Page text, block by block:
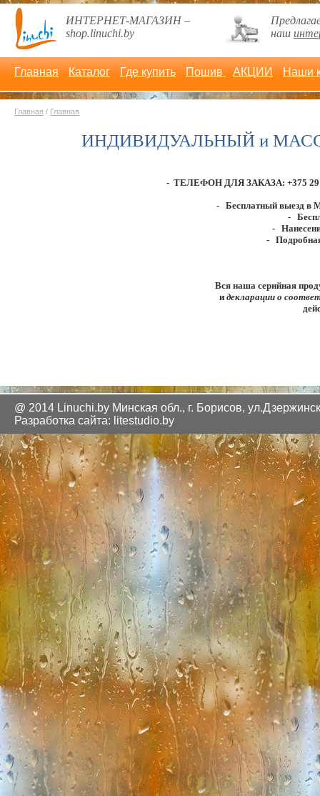
ИНТЕРНЕТ-МАГАЗИН –
shop.linuchi.by
наш
Главная Каталог Где купить Пошив АКЦИИ Наши
Главная / Главная
ИНДИВИДУАЛЬНЫЙ и
- ТЕЛЕФОН ДЛЯ ЗАКАЗА: +375 29
- Бесплатный выезд в
-
-
-
Вся наша серийная
и декларации о
@ 2014 Linuchi.by Минская обл., г. Борисов,
Разработка сайта: litestudio.by